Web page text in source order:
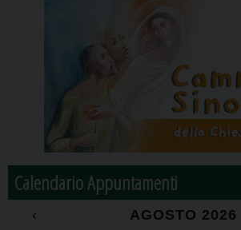
Calendario Appuntamenti
‹ AGOSTO 2026